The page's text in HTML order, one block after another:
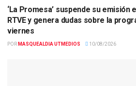
‘La Promesa’ suspende su
RTVE y genera dudas sobre la
viernes
POR MASQUEALDIA UTMEDIOS 10/08/2026